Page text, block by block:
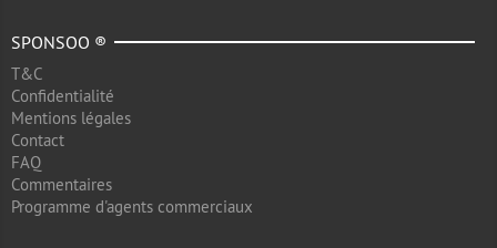
SPONSOO ®
T&C
Confidentialité
Mentions légales
Contact
FAQ
Commentaires
Programme d'agents commerciaux